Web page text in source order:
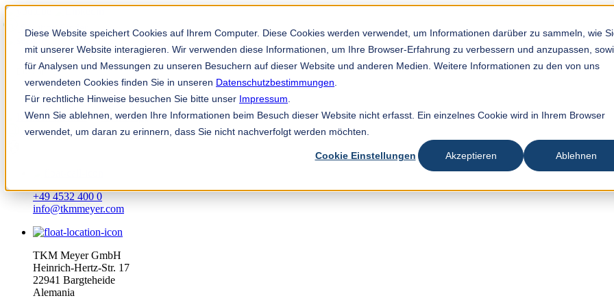
Diese Website speichert Cookies auf Ihrem Computer. Diese Cookies werden verwendet, um Informationen darüber zu sammeln, wie
mit unserer Website interagieren. Wir verwenden diese Informationen, um Ihre Browser-Erfahrung zu verbessern und anzupassen,
für Analysen und Messungen zu unseren Besuchern auf dieser Website und anderen Medien. Weitere Informationen zu den von uns
verwendeten Cookies finden Sie in unseren Datenschutzbestimmungen
Für rechtliche Hinweise besuchen Sie bitte unser Impressum
Wenn Sie ablehnen, werden Ihre Informationen beim Besuch dieser Website nicht erfasst. Ein einzelnes Cookie wird in Ihrem Browser
verwendet, um daran zu erinnern, dass Sie nicht nachverfolgt werden möchten.
Cookie Einstellungen Akzeptieren Ablehnen
Solution Finder
TKM App
es
+49 4532 400 0
info@tkmmeyer.com
TKM Meyer GmbH
Heinrich-Hertz-Str. 17
22941 Bargteheide
Alemania